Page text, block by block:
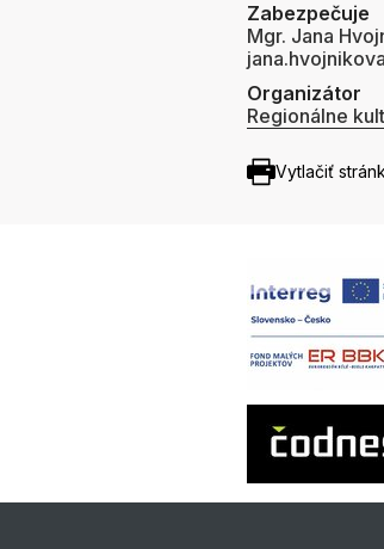
Zabezpečuje
Mgr. Jana
Organizátor
Regionálne
Vytlačiť